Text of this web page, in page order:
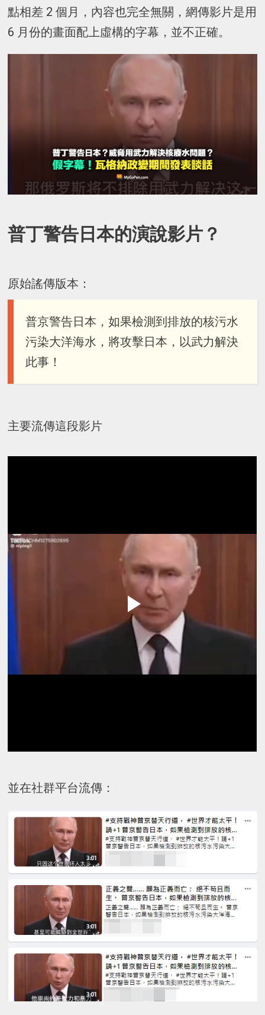
點相差 2 個月，內容也完全無關，網傳影片是用
6 月份的畫面配上虛構的字幕，並不正確。
普丁警告日本的演說影片？
原始謠傳版本：
普京警告日本，如果檢測到排放的核污水
污染大洋海水，將攻擊日本，以武力解決
此事！
主要流傳這段影片
並在社群平台流傳：